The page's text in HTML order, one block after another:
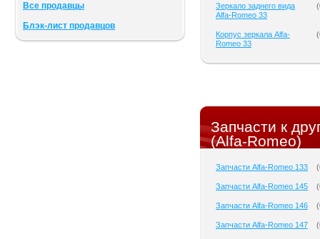
Все продавцы
Блэк-лист продавцов
Зеркало заднего вида
Alfa-Romeo 33
(
Корпус зеркала Alfa-
Romeo 33
(
Запчасти к
(Alfa-Romeo)
Запчасти Alfa-Romeo 133 (
Запчасти Alfa-Romeo 145 (
Запчасти Alfa-Romeo 146 (
Запчасти Alfa-Romeo 147 (